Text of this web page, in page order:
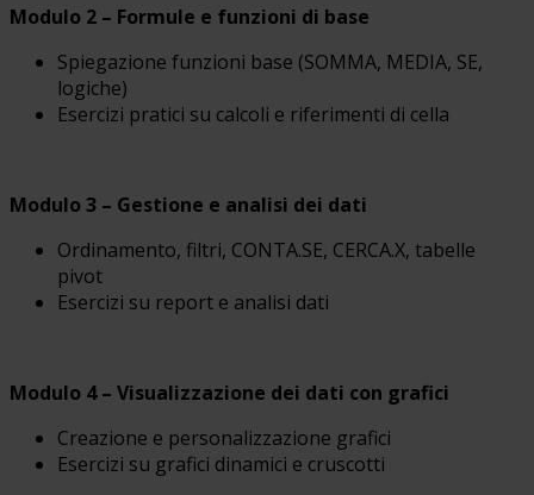
Modulo 2 – Formule e funzioni di base
Spiegazione funzioni base (SOMMA, MEDIA, SE,
logiche)
Esercizi pratici su calcoli e riferimenti di cella
Modulo 3 – Gestione e analisi dei dati
Ordinamento, filtri, CONTA.SE, CERCA.X, tabelle
pivot
Esercizi su report e analisi dati
Modulo 4 – Visualizzazione dei dati con grafici
Creazione e personalizzazione grafici
Esercizi su grafici dinamici e cruscotti